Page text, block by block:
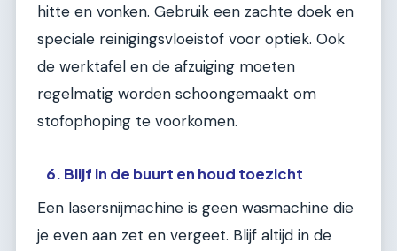
hitte en vonken. Gebruik een zachte doek en
speciale reinigingsvloeistof voor optiek. Ook
de werktafel en de afzuiging moeten
regelmatig worden schoongemaakt om
stofophoping te voorkomen.
6. Blijf in de buurt en houd toezicht
Een lasersnijmachine is geen wasmachine die
je even aan zet en vergeet. Blijf altijd in de